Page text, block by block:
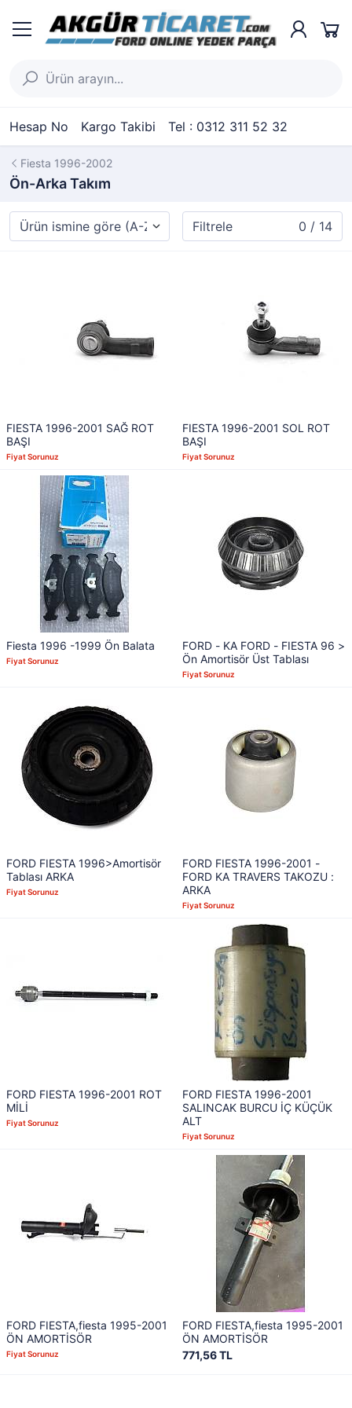
Hesap No Kargo Takibi Tel : 0312 311 52 32
Fiesta 1996-2002
Ön-Arka Takım
Filtrele 0 / 14
FIESTA 1996-2001 SAĞ ROT
BAŞI
Fiyat Sorunuz
FIESTA 1996-2001 SOL ROT
BAŞI
Fiyat Sorunuz
Fiesta 1996 -1999 Ön Balata
Fiyat Sorunuz
FORD - KA FORD - FIESTA 96 >
Ön Amortisör Üst Tablası
Fiyat Sorunuz
FORD FIESTA 1996>Amortisör
Tablası ARKA
Fiyat Sorunuz
FORD FIESTA 1996-2001 -
FORD KA TRAVERS TAKOZU :
ARKA
Fiyat Sorunuz
FORD FIESTA 1996-2001 ROT
MİLİ
Fiyat Sorunuz
FORD FIESTA 1996-2001
SALINCAK BURCU İÇ KÜÇÜK
ALT
Fiyat Sorunuz
FORD FIESTA,fiesta 1995-2001
ÖN AMORTİSÖR
Fiyat Sorunuz
FORD FIESTA,fiesta 1995-2001
ÖN AMORTİSÖR
771,56 TL